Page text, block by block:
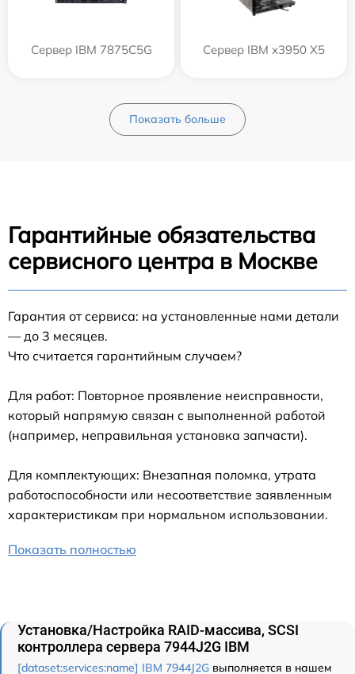
Сервер IBM 7875C5G Сервер IBM x3950 X5
Показать больше
Гарантийные обязательства
сервисного центра в Москве
Гарантия от сервиса: на установленные нами детали
— до 3 месяцев.
Что считается гарантийным случаем?
Для работ: Повторное проявление неисправности,
который напрямую связан с выполненной работой
(например, неправильная установка запчасти).
Для комплектующих: Внезапная поломка, утрата
работоспособности или несоответствие заявленным
характеристикам при нормальном использовании.
Показать полностью
Установка/Настройка RAID-массива, SCSI
контроллера сервера 7944J2G IBM
[dataset:services:name] IBM 7944J2G выполняется в нашем